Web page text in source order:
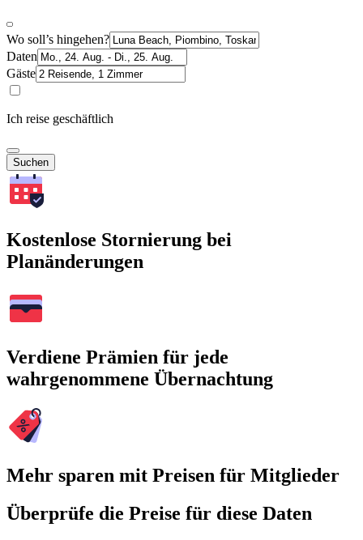
Wo soll’s hingehen?
Daten
Gäste
Ich reise geschäftlich
Suchen
Kostenlose Stornierung bei
Planänderungen
Verdiene Prämien für jede
wahrgenommene Übernachtung
Mehr sparen mit Preisen für Mitglieder
Überprüfe die Preise für diese Daten